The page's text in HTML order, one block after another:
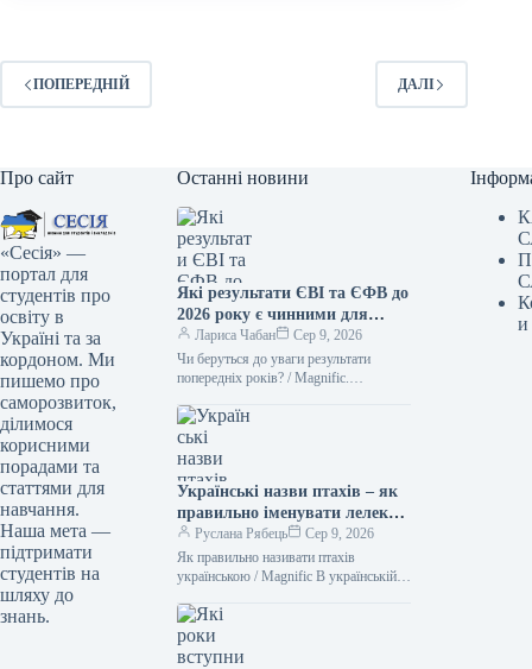
ПОПЕРЕДНІЙ ДАЛІ
Про сайт
«Сесія» —
портал для
студентів про
освіту в
Україні та за
кордоном. Ми
пишемо про
саморозвиток,
ділимося
корисними
порадами та
статтями для
навчання.
Наша мета —
підтримати
студентів на
шляху до
знань.
Останні новини
Які результати ЄВІ та ЄФВ до
2026 року є чинними для
вступу до аспірантури
Лариса Чабан
Сер 9, 2026
Чи беруться до уваги результати
попередніх років? / Magnific.
найчастіших питань абітурієнтів до
аспірантури є необхідність…
Українські назви птахів – як
правильно іменувати лелеку,
зозулю, щигля
Руслана Рябець
Сер 9, 2026
Як правильно називати птахів
українською / Magnific В українській
Тому не слід засмічувати своє
мовлення…
и